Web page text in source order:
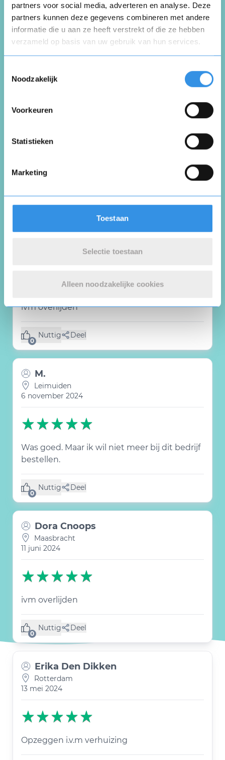
partners voor social media, adverteren en analyse. Deze
partners kunnen deze gegevens combineren met andere
informatie die u aan ze heeft verstrekt of die ze hebben
verzameld op basis van uw gebruik van hun services.
Noodzakelijk
Voorkeuren
Statistieken
Marketing
Toestaan
Selectie toestaan
Alleen noodzakelijke cookies
Geen
Nuttig
(0 like) Deel
Marga Reijmers
Nuttig
(0 like) Deel
A.
ivm overlijden
0
Nuttig
(0 like) Deel
M.
Leimuiden
6 november 2024
Was goed. Maar ik wil niet meer bij dit bedrijf
bestellen.
0
Nuttig
(0 like) Deel
Dora Cnoops
Maasbracht
11 juni 2024
ivm overlijden
0
Nuttig
(0 like) Deel
Erika Den Dikken
Rotterdam
13 mei 2024
Opzeggen i.v.m verhuizing